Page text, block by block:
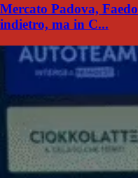
Mercato Padova,
indietro, ma in C...